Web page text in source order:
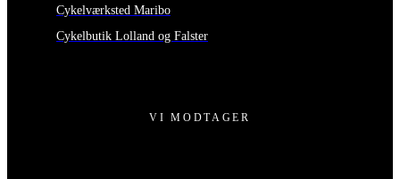
Cykelværksted Maribo
Cykelbutik Lolland og Falster
VI MODTAGER